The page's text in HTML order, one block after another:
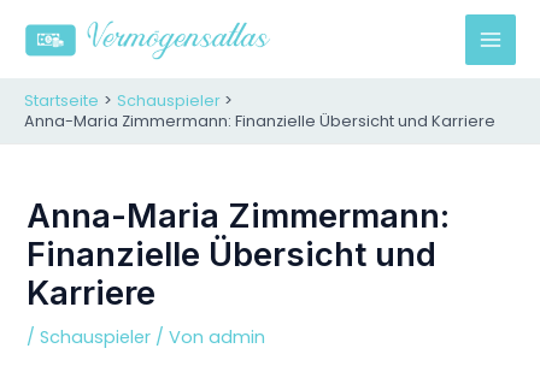
Inhalt
springen
M
A
Startseite
Schauspieler
Anna-Maria Zimmermann: Finanzielle Übersicht und Karriere
Anna-Maria Zimmermann:
Finanzielle Übersicht und
Karriere
/Schauspieler / Vonadmin